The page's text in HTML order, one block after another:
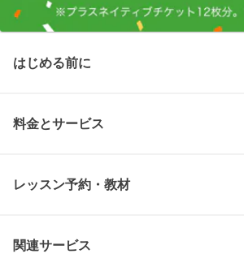
はじめる前に
料金とサービス
レッスン予約・教材
関連サービス